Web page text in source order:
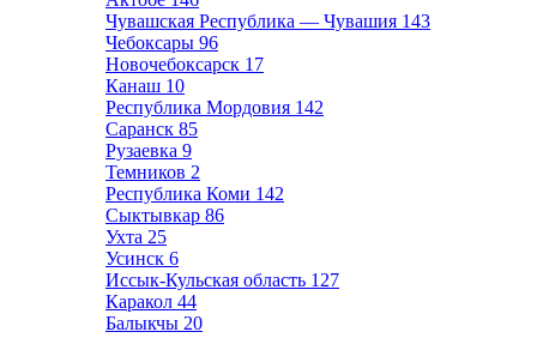
Чувашская Республика — Чувашия 143
Чебоксары 96
Новочебоксарск 17
Канаш 10
Республика Мордовия 142
Саранск 85
Рузаевка 9
Темников 2
Республика Коми 142
Сыктывкар 86
Ухта 25
Усинск 6
Иссык-Кульская область 127
Каракол 44
Балыкчы 20